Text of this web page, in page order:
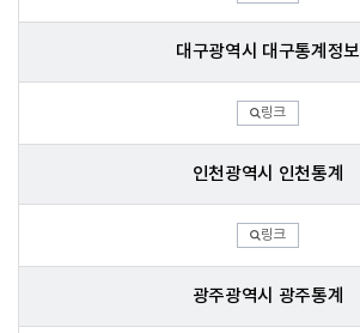
대구광역시 대구통계정보
링크
인천광역시 인천통계
링크
광주광역시 광주통계